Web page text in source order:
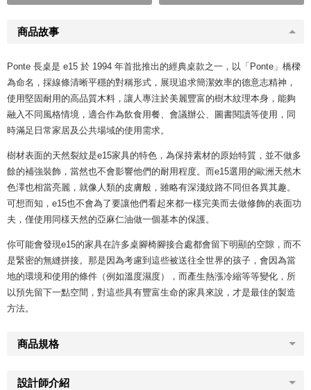
商品故事
Ponte 長桌是 e15 於 1994 年首批推出的經典桌款之一，以「Ponte」橋樑
為命名，採線條清晰平穩的對稱形式，展現追求簡潔效率的德意志精神，
使用堅固耐用的高品質木料，讓人專注於美麗豐富的樹木紋理本身，能夠
融入不同風格情境，適合作為飲食用餐、會議辦公、圖書閱讀等使用，同
時滿足日常家居及公共場域的使用需求。
樹材表面的天然裂紋是e15家具的特色，為保持素材的原始特質，並不做多
餘的補強裝飾，當然也不會影響他們的耐用程度。而e15選用的歐洲天然木
色澤也相當亮麗，就像人類的皮膚般，雖略有深淺紋路不同但各異其趣。
可想而知，e15也不會為了要讓他們看起來都一樣完美而去做修飾的表面功
夫，僅使用同樣天然的亞麻仁油做一個基本的保護。
你可能會發現e15的家具在許多桌腳椅腳接合處都會留下明顯的空隙，而不
是緊密的無縫拼接。那是因為考慮到這些被送往全世界的孩子，會因為當
地的環境和使用的條件（例如溫度濕度），而產生熱漲冷縮等等變化，所
以預先留下一點空間，對這些具有豐富生命的家具來說，才是最佳的製造
方法。
商品規格
設計師介紹